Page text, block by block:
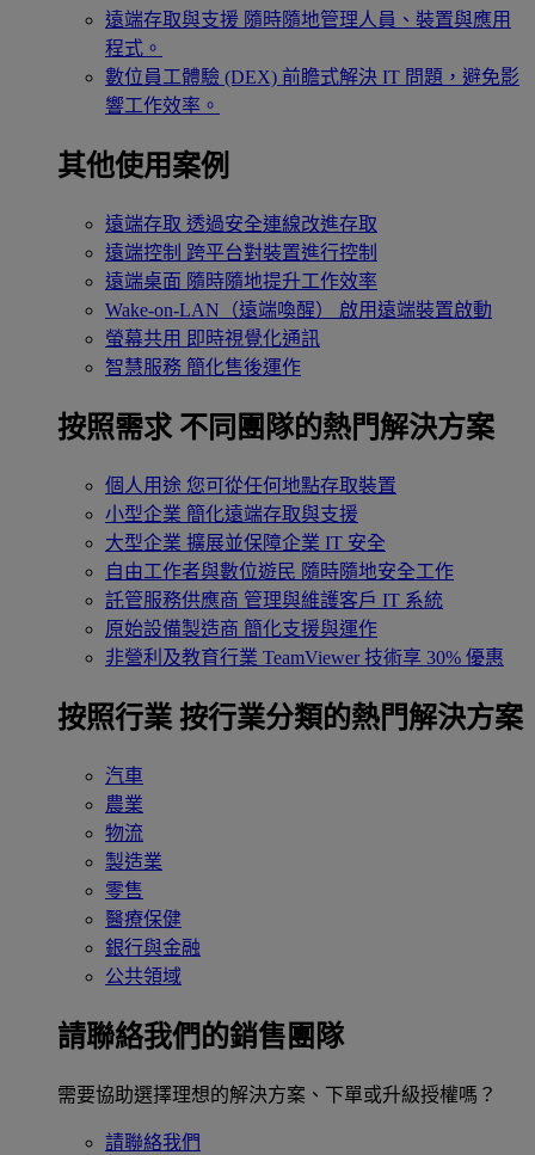
遠端存取與支援 隨時隨地管理人員、裝置與應用
程式。
數位員工體驗 (DEX) 前瞻式解決 IT 問題，避免影
響工作效率。
其他使用案例
遠端存取 透過安全連線改進存取
遠端控制 跨平台對裝置進行控制
遠端桌面 隨時隨地提升工作效率
Wake-on-LAN（遠端喚醒）
啟用遠端裝置啟動
螢幕共用 即時視覺化通訊
智慧服務 簡化售後運作
按照需求 不同團隊的熱門解決方案
個人用途 您可從任何地點存取裝置
小型企業 簡化遠端存取與支援
大型企業 擴展並保障企業 IT 安全
自由工作者與數位遊民 隨時隨地安全工作
託管服務供應商 管理與維護客戶 IT 系統
原始設備製造商 簡化支援與運作
非營利及教育行業 TeamViewer 技術享 30% 優惠
按照行業 按行業分類的熱門解決方案
汽車
農業
物流
製造業
零售
醫療保健
銀行與金融
公共領域
請聯絡我們的銷售團隊
需要協助選擇理想的解決方案、下單或升級授權嗎？
請聯絡我們